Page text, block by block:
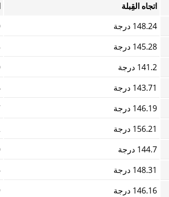
اتجاه القِبلة
148.24 درجة
145.28 درجة
141.2 درجة
143.71 درجة
146.19 درجة
156.21 درجة
144.7 درجة
148.31 درجة
146.16 درجة